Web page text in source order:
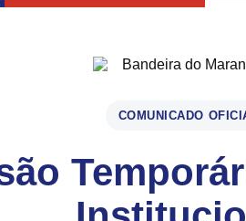
COMUNICADO